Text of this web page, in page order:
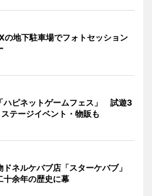
の地下駐車場でフォトセッション
ハピネットゲームフェス」 試遊3
テージイベント・物販も
ドネルケバブ店「スターケバブ」
余年の歴史に幕